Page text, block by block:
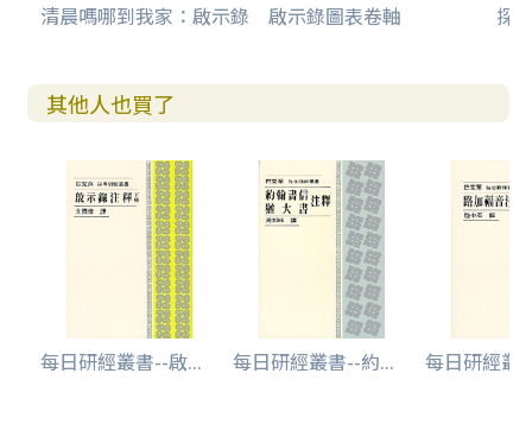
清晨嗎哪到我家：啟示錄 啟示錄圖表卷軸 探
其他人也買了
每日研經叢書--啟... 每日研經叢書--約... 每日研經叢